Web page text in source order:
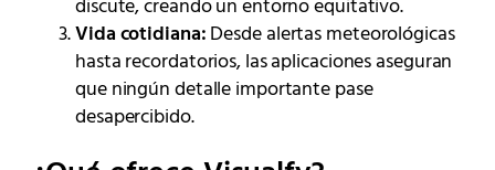
discute, creando un entorno equitativo.
Vida cotidiana:Desde alertas meteorológicas
hasta recordatorios, las aplicaciones aseguran
que ningún detalle importante pase
desapercibido.